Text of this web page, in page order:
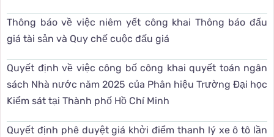
Thông báo về việc niêm yết công khai Thông báo đấu
giá tài sản và Quy chế cuộc đấu giá
Quyết định về việc công bố công khai quyết toán ngân
sách Nhà nước năm 2025 của Phân hiệu Trường Đại học
Kiểm sát tại Thành phố Hồ Chí Minh
Quyết định phê duyệt giá khởi điểm thanh lý xe ô tô lần